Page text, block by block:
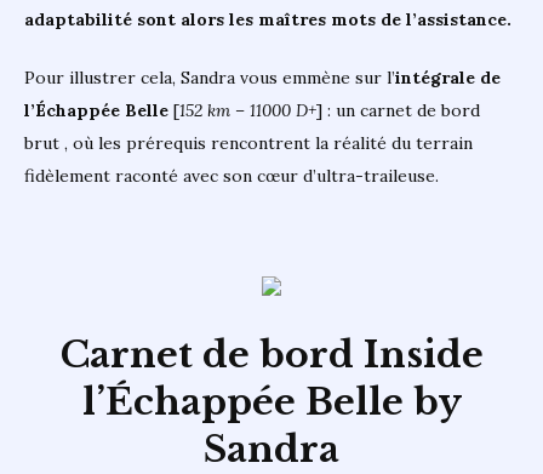
adaptabilité sont alors les maîtres mots de l’assistance.
Pour illustrer cela, Sandra vous emmène sur l’intégrale de
l’Échappée Belle [152 km – 11000 D+] : un carnet de bord
brut , où les prérequis rencontrent la réalité du terrain
fidèlement raconté avec son cœur d’ultra-traileuse.
Carnet de bord Inside
l’Échappée Belle by
Sandra